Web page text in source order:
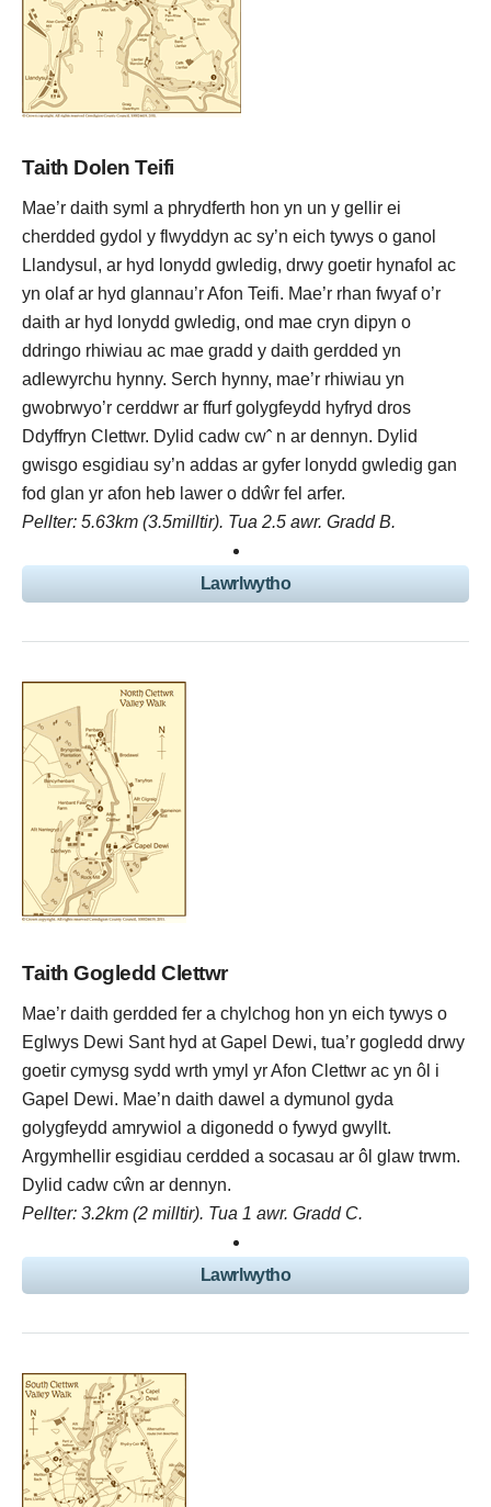
Taith Dolen Teifi
Mae’r daith syml a phrydferth hon yn un y gellir ei
cherdded gydol y flwyddyn ac sy’n eich tywys o ganol
Llandysul, ar hyd lonydd gwledig, drwy goetir hynafol ac
yn olaf ar hyd glannau’r Afon Teifi. Mae’r rhan fwyaf o’r
daith ar hyd lonydd gwledig, ond mae cryn dipyn o
ddringo rhiwiau ac mae gradd y daith gerdded yn
adlewyrchu hynny. Serch hynny, mae’r rhiwiau yn
gwobrwyo’r cerddwr ar ffurf golygfeydd hyfryd dros
Ddyffryn Clettwr. Dylid cadw cwˆ n ar dennyn. Dylid
gwisgo esgidiau sy’n addas ar gyfer lonydd gwledig gan
fod glan yr afon heb lawer o ddŵr fel arfer.
Pellter: 5.63km (3.5milltir). Tua 2.5 awr. Gradd B.
Lawrlwytho
Taith Gogledd Clettwr
Mae’r daith gerdded fer a chylchog hon yn eich tywys o
Eglwys Dewi Sant hyd at Gapel Dewi, tua’r gogledd drwy
goetir cymysg sydd wrth ymyl yr Afon Clettwr ac yn ôl i
Gapel Dewi. Mae’n daith dawel a dymunol gyda
golygfeydd amrywiol a digonedd o fywyd gwyllt.
Argymhellir esgidiau cerdded a socasau ar ôl glaw trwm.
Dylid cadw cŵn ar dennyn.
Pellter: 3.2km (2 milltir). Tua 1 awr. Gradd C.
Lawrlwytho